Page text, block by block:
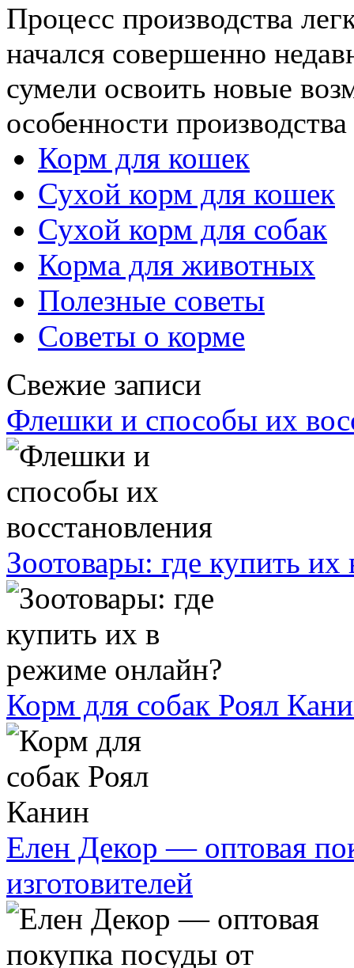
Процесс производства
начался совершенно
сумели освоить новые
особенности
Корм для кошек
Сухой корм для кошек
Сухой корм для собак
Корма для животных
Полезные советы
Советы о корме
Свежие записи
Флешки и способы их
Зоотовары: где купить
Корм для собак Роял
Елен Декор — оптовая
изготовителей